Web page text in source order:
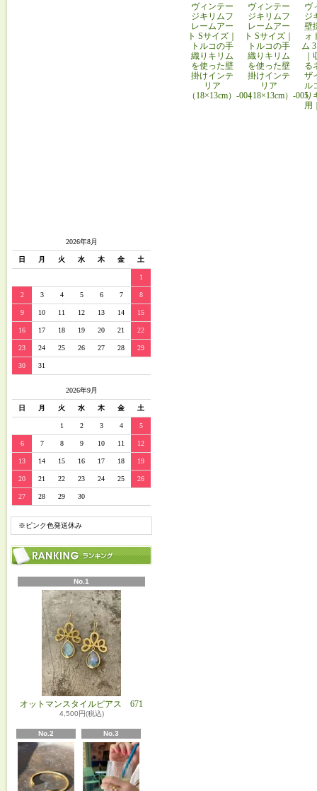
2026年8月
日 月 火 水 木 金 土
1
2 3 4 5 6 7 8
9 10 11 12 13 14 15
16 17 18 19 20 21 22
23 24 25 26 27 28 29
30 31
2026年9月
日 月 火 水 木 金 土
1 2 3 4 5
6 7 8 9 10 11 12
13 14 15 16 17 18 19
20 21 22 23 24 25 26
27 28 29 30
※ピンク色発送休み
No.1
オットマンスタイルピアス 671
4,500円(税込)
No.2 No.3
ヴィンテー
ジキリムフ
レームアー
ト Sサイズ｜
トルコの手
織りキリム
を使った壁
掛けインテ
リア
（18×13cm）-004
ヴィンテー
ジキリムフ
レームアー
ト Sサイズ｜
トルコの手
織りキリム
を使った壁
掛けインテ
リア
（18×13cm）-005
ヴ
ジ
壁
ォ
ム
る
ザ
ル
り
用